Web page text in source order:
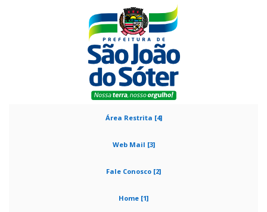
Área Restrita [4]
Web Mail [3]
Fale Conosco [2]
Home [1]